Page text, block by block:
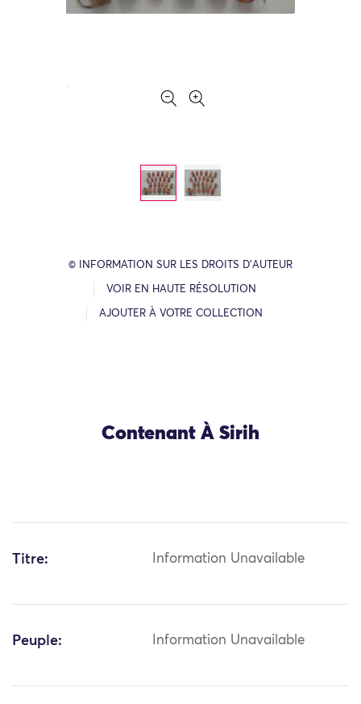
© INFORMATION SUR LES DROITS D’AUTEUR
VOIR EN HAUTE RÉSOLUTION
AJOUTER À VOTRE COLLECTION
Contenant À Sirih
Titre: Information Unavailable
Peuple: Information Unavailable